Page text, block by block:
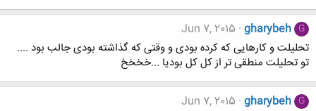
G
gharybeh
Jun 7, 2015
تحلیلت و کارهایی که کرده بودی و وقتی که گذاشته بودی جالب بود ....
تو تحلیلت منطقی تر از کل کل بودیا ...خخخخ
G
gharybeh
Jun 7, 2015